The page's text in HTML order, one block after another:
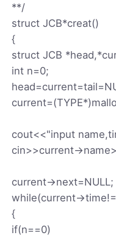
**/
struct JCB*creat()
{
struct JCB
int n=0;
cout<<"input
cin>>current-
current->next=NULL;
while(current-
{
if(n==0)